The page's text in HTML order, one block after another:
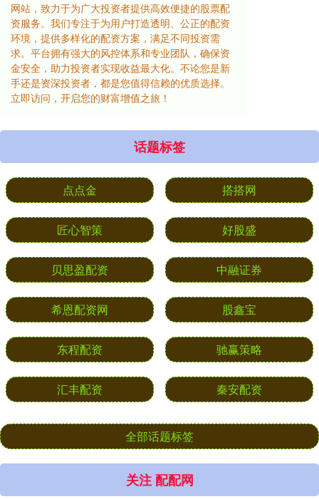
网站，致力于为广大投资者提供高效便捷的股票配
资服务。我们专注于为用户打造透明、公正的配资
环境，提供多样化的配资方案，满足不同投资需
求。平台拥有强大的风控体系和专业团队，确保资
金安全，助力投资者实现收益最大化。不论您是新
手还是资深投资者，都是您值得信赖的优质选择。
立即访问，开启您的财富增值之旅！
话题标签
点点金 搭搭网
匠心智策 好股盛
贝思盈配资 中融证券
希恩配资网 股鑫宝
东程配资 驰赢策略
汇丰配资 秦安配资
全部话题标签
关注 配配网